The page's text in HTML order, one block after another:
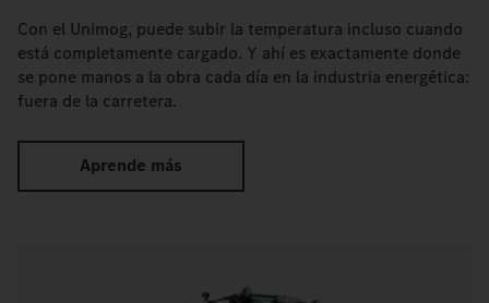
Con el Unimog, puede subir la temperatura incluso cuando
está completamente cargado. Y ahí es exactamente donde
se pone manos a la obra cada día en la industria energética:
fuera de la carretera.
Aprende más